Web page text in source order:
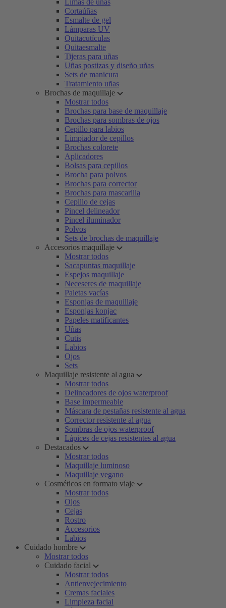
Limas de uñas
Cortaúñas
Esmalte de gel
Lámparas UV
Quitacutículas
Quitaesmalte
Tijeras para uñas
Uñas postizas y diseño uñas
Sets de manicura
Tratamiento uñas
Brochas de maquillaje
Mostrar todos
Brochas para base de maquillaje
Brochas para sombras de ojos
Cepillo para labios
Limpiador de cepillos
Brochas colorete
Aplicadores
Bolsas para cepillos
Brocha para polvos
Brochas para corrector
Brochas para mascarilla
Cepillo de cejas
Pincel delineador
Pincel iluminador
Polvos
Sets de brochas de maquillaje
Accesorios maquillaje
Mostrar todos
Sacapuntas maquillaje
Espejos maquillaje
Neceseres de maquillaje
Paletas vacías
Esponjas de maquillaje
Esponjas konjac
Papeles matificantes
Uñas
Cutis
Labios
Ojos
Sets
Maquillaje resistente al agua
Mostrar todos
Delineadores de ojos waterproof
Base impermeable
Máscara de pestañas resistente al agua
Corrector resistente al agua
Sombras de ojos waterproof
Lápices de cejas resistentes al agua
Destacados
Mostrar todos
Maquillaje luminoso
Maquillaje vegano
Cosméticos en formato viaje
Mostrar todos
Ojos
Cejas
Rostro
Accesorios
Labios
Cuidado hombre
Mostrar todos
Cuidado facial
Mostrar todos
Antienvejecimiento
Cremas faciales
Limpieza facial